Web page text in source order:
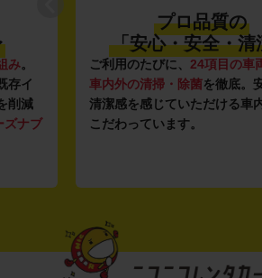
み。
存イ
削減
ズナブ
プロ品質の
「安心・安全・清
ご利用のたびに、 24項目の車
車内外の清掃・除菌を徹底。
清潔感を感じていただける車
こだわっています。